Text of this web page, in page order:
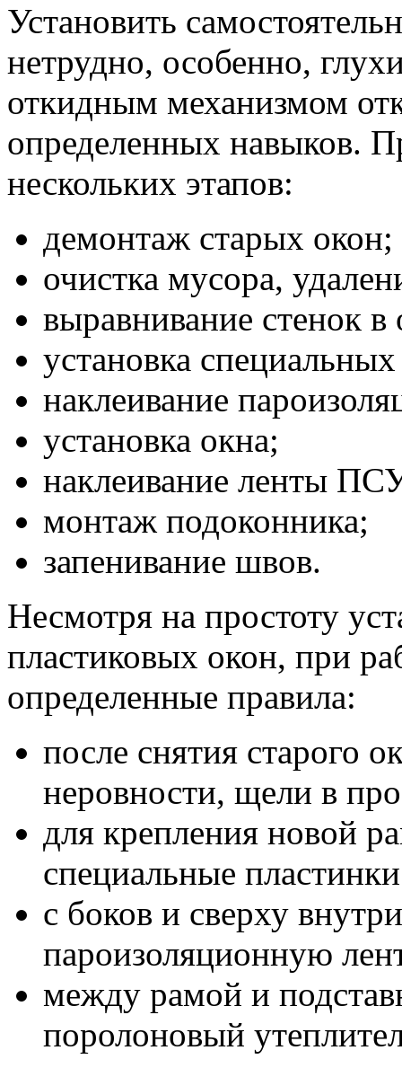
Установить
нетрудно, особенно,
откидным механизмом
определенных навыков.
нескольких этапов:
демонтаж старых окон;
очистка мусора,
выравнивание стенок
установка
наклеивание
установка окна;
наклеивание ленты
монтаж подоконника;
запенивание швов.
Несмотря на простоту
пластиковых окон, при
определенные правила:
после снятия старого
неровности, щели в
для крепления новой
специальные
с боков и сверху
пароизоляционную
между рамой и
поролоновый